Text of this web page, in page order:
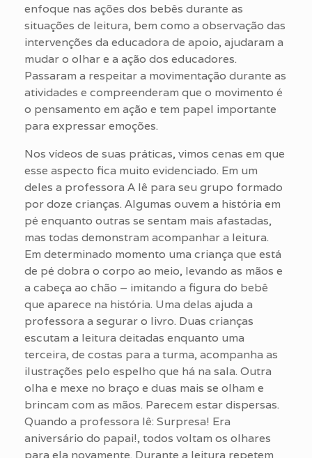
enfoque nas ações dos bebês durante as
situações de leitura, bem como a observação das
intervenções da educadora de apoio, ajudaram a
mudar o olhar e a ação dos educadores.
Passaram a respeitar a movimentação durante as
atividades e compreenderam que o movimento é
o pensamento em ação e tem papel importante
para expressar emoções.
Nos vídeos de suas práticas, vimos cenas em que
esse aspecto fica muito evidenciado. Em um
deles a professora A lê para seu grupo formado
por doze crianças. Algumas ouvem a história em
pé enquanto outras se sentam mais afastadas,
mas todas demonstram acompanhar a leitura.
Em determinado momento uma criança que está
de pé dobra o corpo ao meio, levando as mãos e
a cabeça ao chão – imitando a figura do bebê
que aparece na história. Uma delas ajuda a
professora a segurar o livro. Duas crianças
escutam a leitura deitadas enquanto uma
terceira, de costas para a turma, acompanha as
ilustrações pelo espelho que há na sala. Outra
olha e mexe no braço e duas mais se olham e
brincam com as mãos. Parecem estar dispersas.
Quando a professora lê: Surpresa! Era
aniversário do papai!, todos voltam os olhares
para ela novamente. Durante a leitura repetem